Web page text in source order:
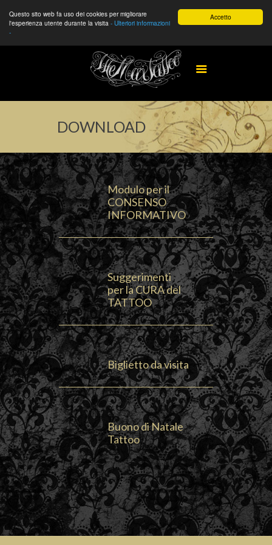
Accetto
Questo sito web fa uso dei cookies per migliorare
l'esperienza utente durante la visita - Ulteriori informazioni
-
DOWNLOAD
Modulo per il
CONSENSO
INFORMATIVO
Suggerimenti
per la CURA del
TATTOO
Biglietto da visita
Buono di Natale
Tattoo